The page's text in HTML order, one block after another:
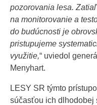
pozorovania lesa.
na monitorovanie a
do budúcnosti je
pristupujeme
využitie,“ uviedol
Menyhart.
LESY SR týmto
súčasťou ich dlhodobej